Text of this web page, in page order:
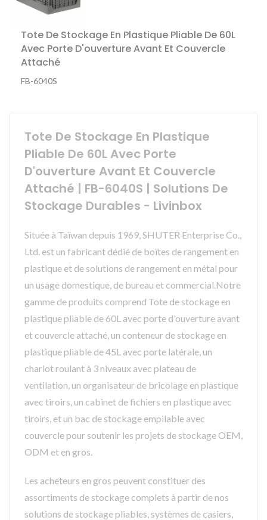
Tote De Stockage En Plastique Pliable De 60L
Avec Porte D'ouverture Avant Et Couvercle
Attaché
FB-6040S
Tote De Stockage En Plastique
Pliable De 60L Avec Porte
D'ouverture Avant Et Couvercle
Attaché | FB-6040S | Solutions De
Stockage Durables - Livinbox
Située à Taïwan depuis 1969, SHUTER Enterprise Co.,
Ltd. est un fabricant dédié de boîtes de rangement en
plastique et de solutions de rangement en métal pour
un usage domestique, de bureau et commercial.Notre
gamme de produits comprend Tote de stockage en
plastique pliable de 60L avec porte d'ouverture avant
et couvercle attaché, un conteneur de stockage en
plastique pliable de 45L avec porte latérale, un
chariot roulant à 3 niveaux avec plateau de
ventilation, un organisateur de bricolage en plastique
avec tiroirs, un cabinet de fichiers en plastique avec
tiroirs, et un bac de stockage empilable avec
couvercle pour soutenir les projets de stockage OEM,
ODM et en gros.
Les acheteurs en gros peuvent constituer des
assortiments de stockage complets à partir de nos
solutions de stockage pliables, systèmes de casiers,